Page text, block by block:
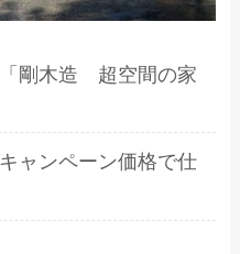
剛木造 超空間の家
ャンペーン価格で仕